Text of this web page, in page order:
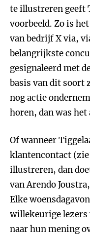
te illustreren geeft
voorbeeld. Zo is
van bedrijf X via,
belangrijkste
gesignaleerd met
basis van dit soort
nog actie
horen, dan was het
Of wanneer
klantencontact
illustreren, dan
van Arendo
Elke
willekeurige lezers
naar hun mening